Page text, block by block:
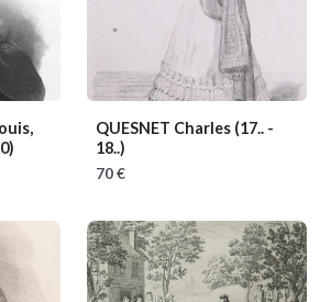
QUESNET Charles (17.. -
18..)
70 €